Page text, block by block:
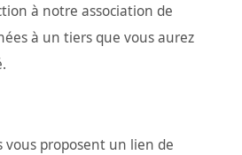
à notre association de
à un tiers que vous aurez
vous proposent un lien de